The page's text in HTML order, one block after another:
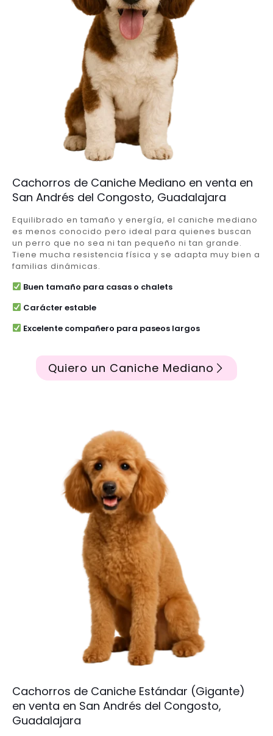
Cachorros de Caniche Mediano en venta en
San Andrés del Congosto, Guadalajara
Equilibrado en tamaño y energía, el caniche mediano
es menos conocido pero ideal para quienes buscan
un perro que no sea ni tan pequeño ni tan grande.
Tiene mucha resistencia física y se adapta muy bien a
familias dinámicas.
Buen tamaño para casas o chalets
Carácter estable
Excelente compañero para paseos largos
Quiero un Caniche Mediano
Cachorros de Caniche Estándar (Gigante)
en venta en San Andrés del Congosto,
Guadalajara